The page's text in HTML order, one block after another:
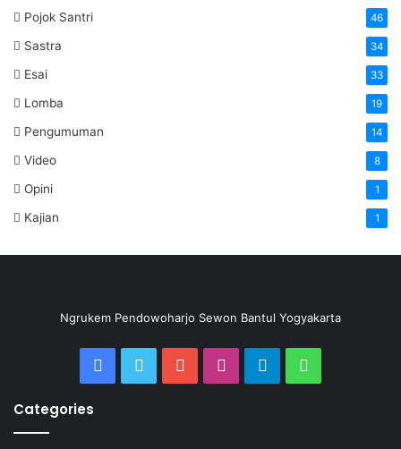
Pojok Santri 46
Sastra 34
Esai 33
Lomba 19
Pengumuman 14
Video 8
Opini 1
Kajian 1
Ngrukem Pendowoharjo Sewon Bantul Yogyakarta
Categories